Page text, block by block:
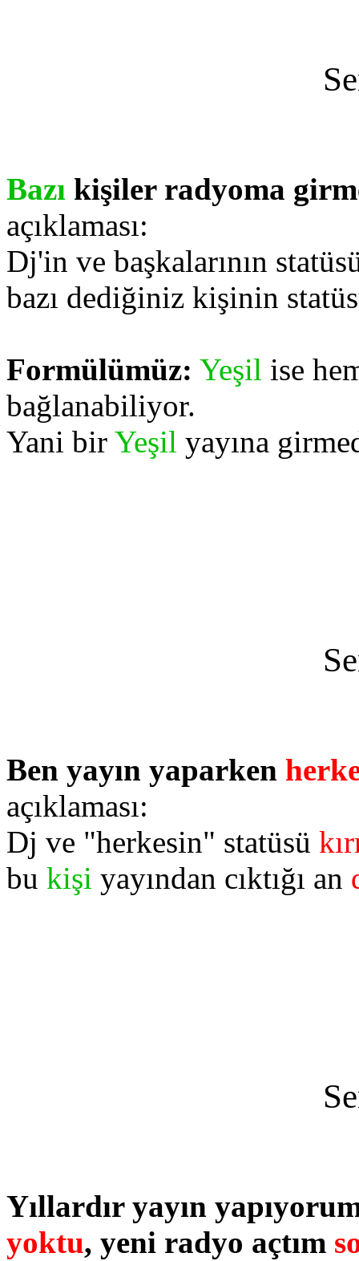
Bazı kişiler radyoma
açıklaması:
Dj'in ve başkalarının
bazı dediğiniz kişinin
Formülümüz: Yeşil ise
bağlanabiliyor.
Yani bir Yeşil yayına
Ben yayın yaparken
açıklaması:
Dj ve "herkesin" statüsü
bu kişi yayından cıktığı an
Yıllardır yayın
yoktu, yeni radyo açtım